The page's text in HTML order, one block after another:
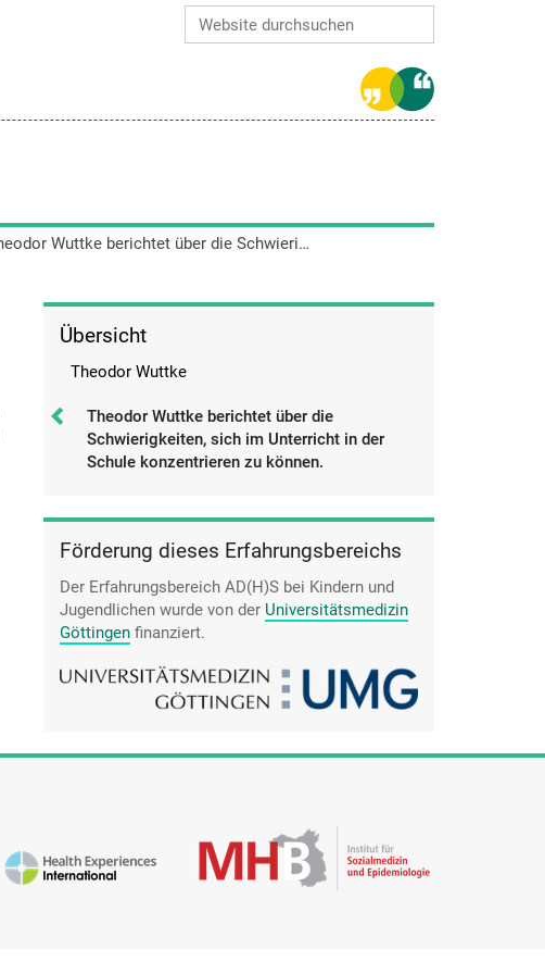
Erweiterte Suche…
Theodor Wuttke berichtet über die Schwierigkeiten, sich im Unterricht in der Schule konzentrieren zu können.
Übersicht
Theodor Wuttke
Theodor Wuttke berichtet über die
Schwierigkeiten, sich im Unterricht in der
Schule konzentrieren zu können.
Förderung dieses Erfahrungsbereichs
Der Erfahrungsbereich AD(H)S bei Kindern und
Jugendlichen wurde von der Universitätsmedizin
Göttingen finanziert.